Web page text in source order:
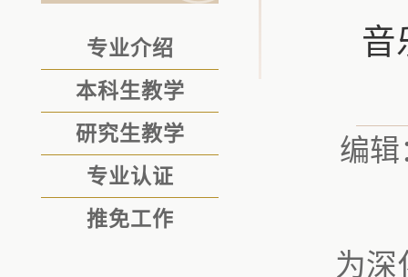
专业介绍
本科生教学
研究生教学
专业认证
推免工作
音
编辑
为深